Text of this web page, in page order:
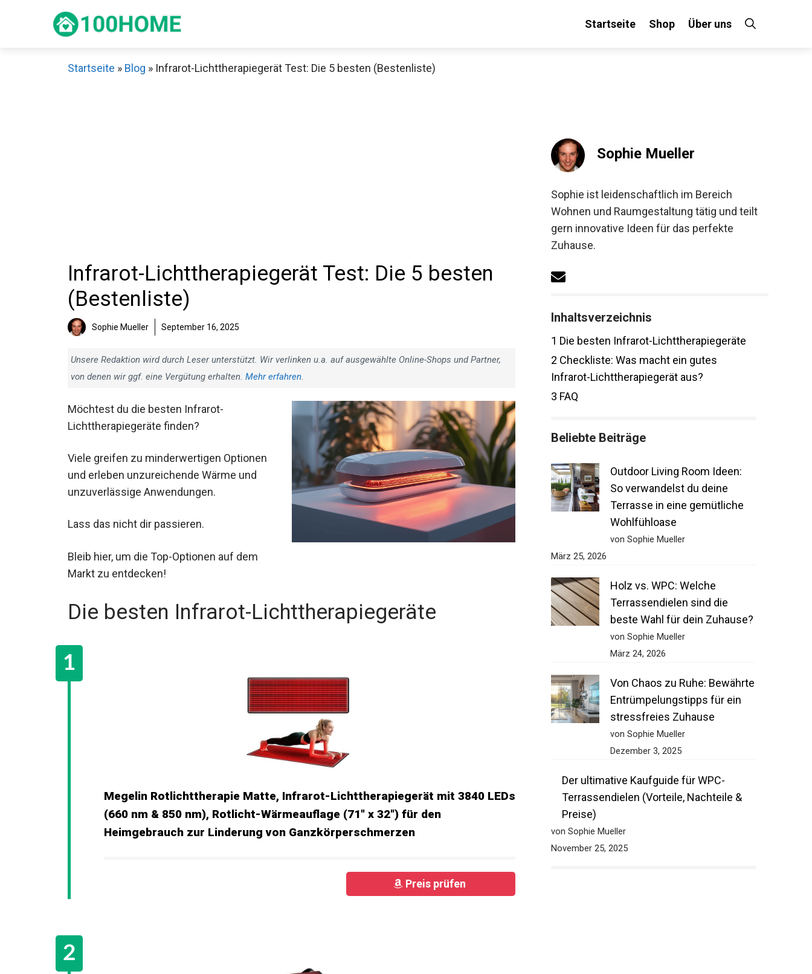
Startseite Shop Über uns
Startseite » Blog » Infrarot-Lichttherapiegerät Test: Die 5 besten (Bestenliste)
Infrarot-Lichttherapiegerät Test: Die 5 besten
(Bestenliste)
Sophie Mueller September 16, 2025
Unsere Redaktion wird durch Leser unterstützt. Wir verlinken u.a. auf ausgewählte Online-Shops und Partner,
von denen wir ggf. eine Vergütung erhalten. Mehr erfahren.
Möchtest du die besten Infrarot-
Lichttherapiegeräte finden?
Viele greifen zu minderwertigen Optionen
und erleben unzureichende Wärme und
unzuverlässige Anwendungen.
Lass das nicht dir passieren.
Bleib hier, um die Top-Optionen auf dem
Markt zu entdecken!
Die besten Infrarot-Lichttherapiegeräte
Megelin Rotlichttherapie Matte, Infrarot-Lichttherapiegerät mit 3840 LEDs
(660 nm & 850 nm), Rotlicht-Wärmeauflage (71" x 32") für den
Heimgebrauch zur Linderung von Ganzkörperschmerzen
Preis prüfen
Sophie Mueller
Sophie ist leidenschaftlich im Bereich
Wohnen und Raumgestaltung tätig und teilt
gern innovative Ideen für das perfekte
Zuhause.
Inhaltsverzeichnis
1 Die besten Infrarot-Lichttherapiegeräte
2 Checkliste: Was macht ein gutes
Infrarot-Lichttherapiegerät aus?
3 FAQ
Beliebte Beiträge
Outdoor Living Room Ideen:
So verwandelst du deine
Terrasse in eine gemütliche
Wohlfühloase
von Sophie Mueller
März 25, 2026
Holz vs. WPC: Welche
Terrassendielen sind die
beste Wahl für dein Zuhause?
von Sophie Mueller
März 24, 2026
Von Chaos zu Ruhe: Bewährte
Entrümpelungstipps für ein
stressfreies Zuhause
von Sophie Mueller
Dezember 3, 2025
Der ultimative Kaufguide für WPC-
Terrassendielen (Vorteile, Nachteile &
Preise)
von Sophie Mueller
November 25, 2025